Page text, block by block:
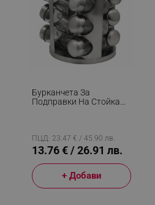
Бурканчета За
Подправки На Стойка
ПЦД: 23.47 € / 45.90 лв.
13.76 € / 26.91 лв.
+ Добави